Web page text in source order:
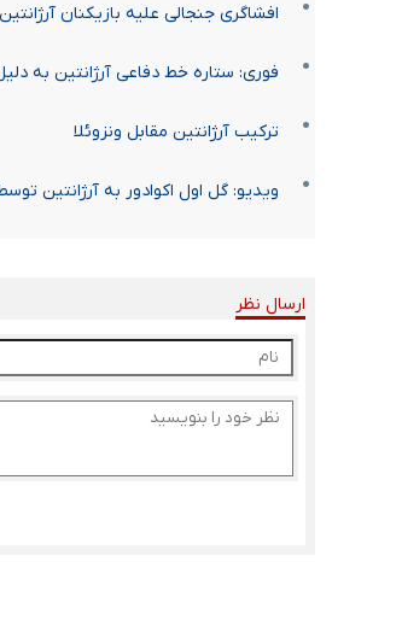
افشاگری جنجالی علیه بازیکنان
فوری: ستاره خط دفاعی آرژانتین به
ترکیب آرژانتین مقابل ونزوئلا
ویدیو: گل اول اکوادور به آرژانتین
ارسال نظر